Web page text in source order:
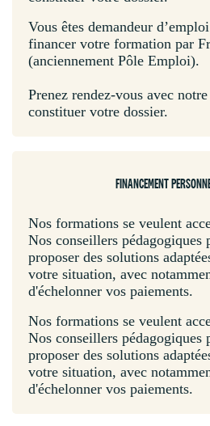
Vous êtes demandeur
financer votre formation par
(anciennement Pôle Emploi).
Prenez rendez-vous avec
constituer votre dossier.
FINANCEMENT
Nos formations se veulent
Nos conseillers pédagogiques
proposer des solutions
votre situation, avec
d'échelonner vos paiements.
Nos formations se veulent
Nos conseillers pédagogiques
proposer des solutions
votre situation, avec
d'échelonner vos paiements.